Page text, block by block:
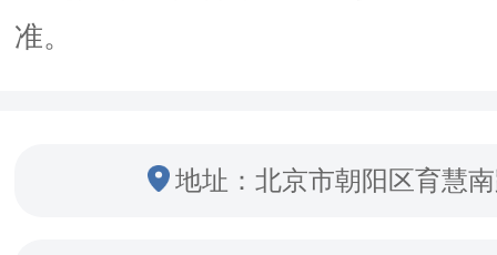
准。
地址：北京市朝阳区育慧